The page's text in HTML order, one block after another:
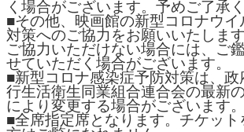
く場合がございます。予めご了承く
■その他、映画館の新型コロナウ
対策へのご協力をお願いいたします
ご協力いただけない場合には、ご
せていただく場合がございます。
■新型コロナ感染症予防対策は、
行生活衛生同業組合連合会の最新
により変更する場合がございます。
■全席指定席となります。チケット